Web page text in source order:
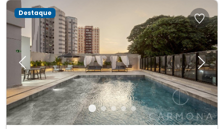
Previous Next
Destaque